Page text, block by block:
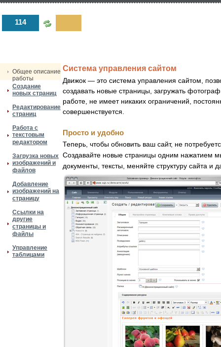
114
Общее описание
работы
Создание
новых страниц
Редактирование
страниц
Работа с
текстовым
редактором
Загрузка новых
изображений и
файлов
Добавление
изображений на
страницу
Ссылки на
другие
страницы и
файлы
Управление
таблицами
Система управления сайтом
Движок — это система управления сайтом,
создавать новые страницы, загружать
работе, не имеет никаких ограничений,
совершенствуется.
Просто и удобно
Теперь, чтобы обновить ваш сайт, не
Создавайте новые страницы одним нажатием
документы, тексты, меняйте структуру сайта и